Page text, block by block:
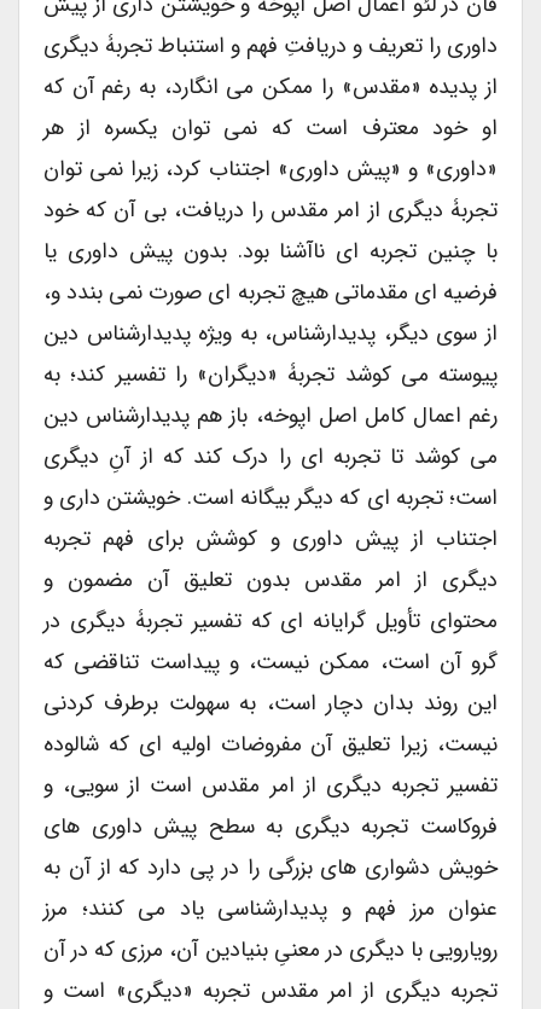
داوری را تعریف و دریافتِ فهم و استنباط تجربۀ دیگری
از پدیده «مقدس» را ممکن می انگارد، به رغم آن که
او خود معترف است که نمی توان یکسره از هر
«داوری» و «پیش داوری» اجتناب کرد، زیرا نمی توان
تجربۀ دیگری از امر مقدس را دریافت، بی آن که خود
با چنین تجربه ای ناآشنا بود. بدون پیش داوری یا
فرضیه ای مقدماتی هیچ تجربه ای صورت نمی بندد و،
از سوی دیگر، پدیدارشناس، به ویژه پدیدارشناس دین
پیوسته می کوشد تجربۀ «دیگران» را تفسیر کند؛ به
رغم اعمال کامل اصل اپوخه، باز هم پدیدارشناس دین
می کوشد تا تجربه ای را درک کند که از آنِ دیگری
است؛ تجربه ای که دیگر بیگانه است. خویشتن داری و
اجتناب از پیش داوری و کوشش برای فهم تجربه
دیگری از امر مقدس بدون تعلیق آن مضمون و
محتوای تأویل گرایانه ای که تفسیر تجربۀ دیگری در
گرو آن است، ممکن نیست، و پیداست تناقضی که
این روند بدان دچار است، به سهولت برطرف کردنی
نیست، زیرا تعلیق آن مفروضات اولیه ای که شالوده
تفسیر تجربه دیگری از امر مقدس است از سویی، و
فروکاست تجربه دیگری به سطح پیش داوری های
خویش دشواری های بزرگی را در پی دارد که از آن به
عنوان مرز فهم و پدیدارشناسی یاد می کنند؛ مرز
رویارویی با دیگری در معنیِ بنیادین آن، مرزی که در آن
تجربه دیگری از امر مقدس تجربه «دیگری» است و